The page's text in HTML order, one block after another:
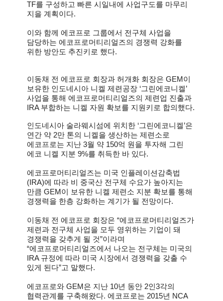
TF를 구성하고 빠른 시일내에 사업구도를 마무리
지을 계획이다.
이와 함께 에코프로 그룹에서 전구체 사업을
담당하는 에코프로머티리얼즈의 경쟁력 강화를
위한 방안도 추진키로 했다.
이동채 전 에코프로 회장과 허개화 회장은 GEM이
보유한 인도네시아 니켈 제련공장 ‘그린에코니켈’
사업을 통해 에코프로머티리얼즈의 제련업 진출과
IRA 부합하는 니켈 자원 확보를 지원키로 합의했다.
인도네시아 술라웨시섬에 위치한 ‘그린에코니켈’은
연간 약 2만 톤의 니켈을 생산하는 제련소로
에코프로는 지난 3월 약 150억 원을 투자해 그린
에코 니켈 지분 9%를 취득한 바 있다.
에코프로머티리얼즈는 미국 인플레이션감축법
(IRA)에 따라 비 중국산 전구체 수요가 높아지는
만큼 GEM이 보유한 니켈 제련소 지분 확보를 통해
경쟁력을 한층 강화하는 계기가 될 전망이다.
이동채 전 에코프로 회장은 “에코프로머티리얼즈가
제련과 전구체 사업을 모두 영위하는 기업이 돼
경쟁력을 갖추게 될 것”이라며
“에코프로머티리얼즈에서 나오는 전구체는 미국의
IRA 규정에 따라 미국 시장에서 경쟁력을 갖출 수
있게 된다”고 말했다.
에코프로와 GEM은 지난 10년 동안 2인3각의
협력관계를 구축해왔다. 에코프로는 2015년 NCA